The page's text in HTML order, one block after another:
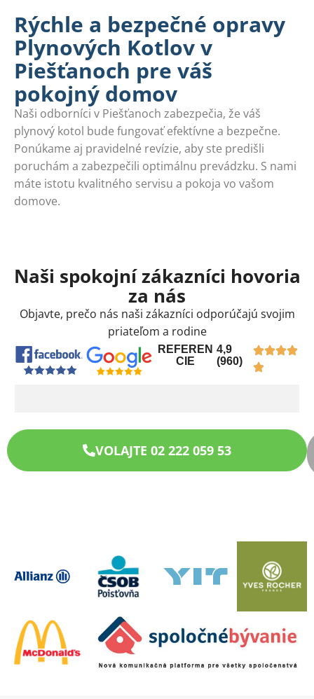
Rýchle a bezpečné opravy
Plynových Kotlov v
Piešťanoch pre váš
pokojný domov
Naši odborníci v Piešťanoch zabezpečia, že váš
plynový kotol bude fungovať efektívne a bezpečne.
Ponúkame aj pravidelné revízie, aby ste predišli
poruchám a zabezpečili optimálnu prevádzku. S nami
máte istotu kvalitného servisu a pokoja vo vašom
domove.
Naši spokojní zákazníci hovoria
za nás
Objavte, prečo nás naši zákazníci odporúčajú svojim
priateľom a rodine
REFEREN
CIE
4,9
(960)
VOLAJTE 02 222 059 53